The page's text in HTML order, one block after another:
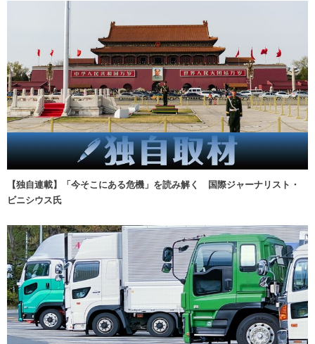
【独自連載】「今そこにある危機」を読み解く 国際ジャーナリスト・
ビニシウス氏